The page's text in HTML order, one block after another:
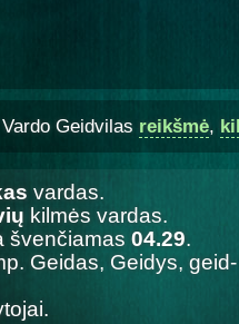
Geidvilas reikšmė,
vardas.
kilmės vardas.
švenčiamas 04.29.
Geidas, Geidys,